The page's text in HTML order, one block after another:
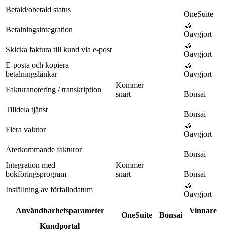
Betald/obetald status
OneSuite
Betalningsintegration
🤝
Oavgjort
Skicka faktura till kund via e-post
🤝
Oavgjort
E-posta och kopiera
betalningslänkar
🤝
Oavgjort
Fakturanotering / transkription
Kommer
snart
Bonsai
Tilldela tjänst
Bonsai
Flera valutor
🤝
Oavgjort
Återkommande fakturor
Bonsai
Integration med
bokföringsprogram
Kommer
snart
Bonsai
Inställning av förfallodatum
🤝
Oavgjort
Användbarhetsparameter
OneSuite Bonsai
Vinnare
Kundportal